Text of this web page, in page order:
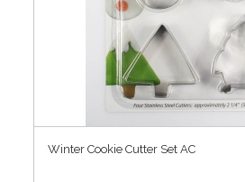
Winter Cookie Cutter Set AC